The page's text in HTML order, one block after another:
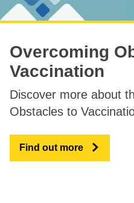
Overcoming
Vaccination
Discover more about
Obstacles to
Find out more